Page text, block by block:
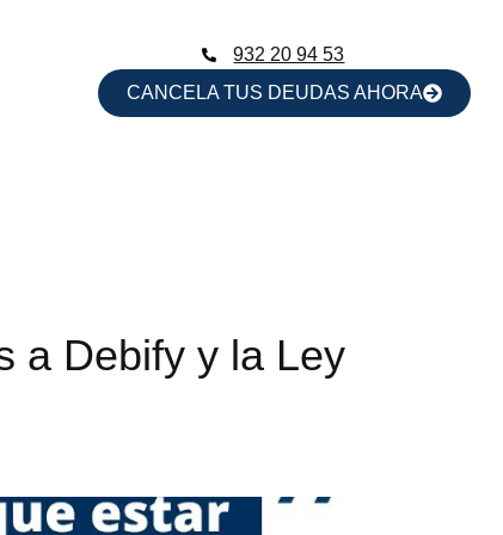
932 20 94 53
CANCELA TUS DEUDAS AHORA
a Debify y la Ley